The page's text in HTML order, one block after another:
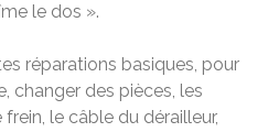
le dos ».
réparations basiques, pour
changer des pièces, les
le câble du dérailleur,